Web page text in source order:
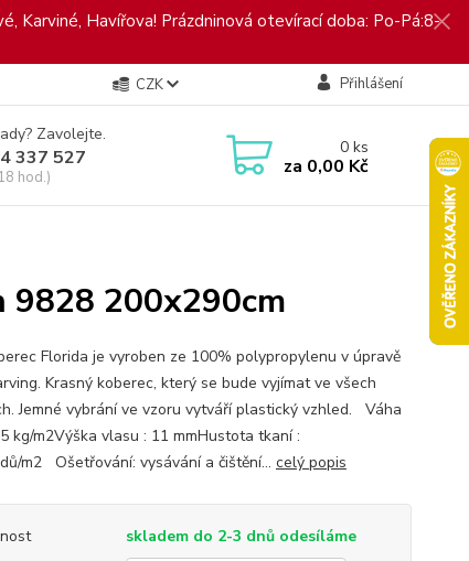
Karviné, Havířova! Prázdninová otevírací doba: Po-Pá:8-
CZK Přihlášení
Zavolejte.
337 527
hod.)
0ks
za 0,00 Kč
9828 200x290cm
Florida je vyroben ze 100% polypropylenu v úpravě
Krasný koberec, který se bude vyjímat ve všech
Jemné vybrání ve vzoru vytváří plastický vzhled. Váha
kg/m2Výška vlasu : 11 mmHustota tkaní :
m2 Ošetřování: vysávání a čištění... celý popis
skladem do 2-3 dnů odesíláme